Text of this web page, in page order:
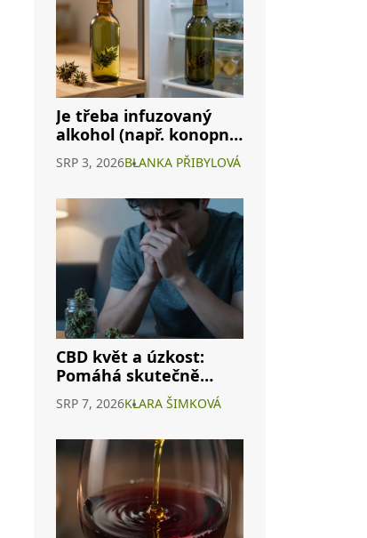
Je třeba infuzovaný
alkohol (např. konopné
víno) skladovat v
lednici? Kompletní
SRP 3, 2026BLANKA PŘIBYLOVÁ
CBD květ a úzkost:
Pomáhá skutečně
marketing?
SRP 7, 2026KLARA ŠIMKOVÁ